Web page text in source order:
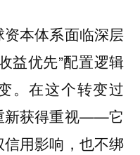
本体系面临深层
益优先”配置逻辑
。在这个转变过
新获得重视——它
用影响，也不绑